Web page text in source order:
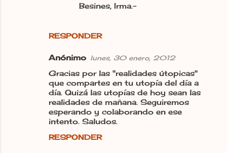
RESPONDER
Besines, Irma.-
Anónimo lunes, 30 enero, 2012
Gracias por las "realidades útopicas"
que compartes en tu utopía del día a
día. Quizá las utopías de hoy sean las
realidades de mañana. Seguiremos
esperando y colaborando en ese
intento. Saludos.
RESPONDER